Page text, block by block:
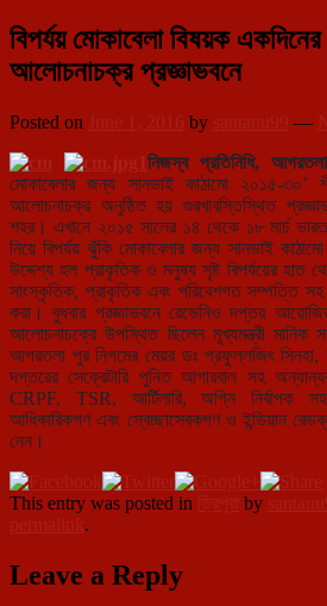
বিপর্যয় মোকাবেলা বিষয়ক
আলোচনাচক্র প্রজ্ঞাভবনে
Posted on June 1, 2016 by santanu99 —
নিজস্ব প্রতিনিধি,
মোকাবেলার জন্য সানডাই কাঠামো ২০১৫-৩০’
আলোচনাচক্র অনুষ্ঠিত হয় গুরখাবস্তিস্থিত
শহর। এখানে ২০১৫ সালের ১৪ থেকে ১৮ মার্চ
নিয়ে বিপর্যয় ঝুঁকি মোকাবেলার জন্য সানডাই
উদ্দেশ্য হল প্রাকৃতিক ও মনুষ্য সৃষ্ট বিপর্যয়ের হাত
সাংস্কৃতিক, প্রাকৃতিক এবং পরিবেশগত সম্পত্তি সহ
করা। বুধবার প্রজ্ঞাভবনে রেভেনিও দপ্তর
আলোচনাচক্রে উপস্থিত ছিলেন মূখ্যমন্ত্রী মানিক
আগরতলা পুর নিগমের মেয়র ডঃ প্রফুল্লজিৎ সিনহা,
দপ্তরের সেক্রেটারি পুনিত আগারবাল সহ
CRPF, TSR, আর্টিলারি, অগ্নি নির্বাপক
আধিকারিকগণ এবং স্বেচ্ছাসেবকগণ ও ইন্ডিয়ান
নেন।
This entry was posted in ত্রিপুরা by
permalink.
Leave a Reply